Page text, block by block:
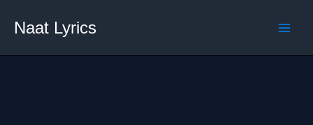
Naat Lyrics